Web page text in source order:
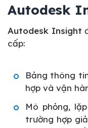
Autodesk
Autodesk Insight
cấp:
Bảng thông
hợp và vận
Mô phỏng,
trường hợp